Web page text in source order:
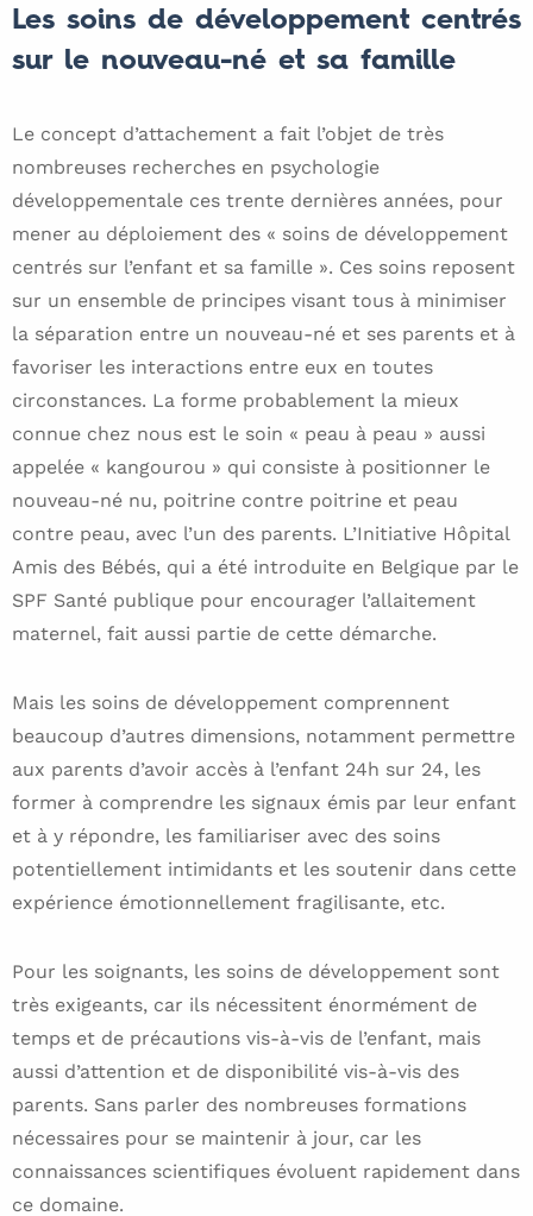
Les soins de développement centrés
sur le nouveau-né et sa famille
Le concept d’attachement a fait l’objet de très
nombreuses recherches en psychologie
développementale ces trente dernières années, pour
mener au déploiement des « soins de développement
centrés sur l’enfant et sa famille ». Ces soins reposent
sur un ensemble de principes visant tous à minimiser
la séparation entre un nouveau-né et ses parents et à
favoriser les interactions entre eux en toutes
circonstances. La forme probablement la mieux
connue chez nous est le soin « peau à peau » aussi
appelée « kangourou » qui consiste à positionner le
nouveau-né nu, poitrine contre poitrine et peau
contre peau, avec l’un des parents. L’Initiative Hôpital
Amis des Bébés, qui a été introduite en Belgique par le
SPF Santé publique pour encourager l’allaitement
maternel, fait aussi partie de cette démarche.
Mais les soins de développement comprennent
beaucoup d’autres dimensions, notamment permettre
aux parents d’avoir accès à l’enfant 24h sur 24, les
former à comprendre les signaux émis par leur enfant
et à y répondre, les familiariser avec des soins
potentiellement intimidants et les soutenir dans cette
expérience émotionnellement fragilisante, etc.
Pour les soignants, les soins de développement sont
très exigeants, car ils nécessitent énormément de
temps et de précautions vis-à-vis de l’enfant, mais
aussi d’attention et de disponibilité vis-à-vis des
parents. Sans parler des nombreuses formations
nécessaires pour se maintenir à jour, car les
connaissances scientifiques évoluent rapidement dans
ce domaine.